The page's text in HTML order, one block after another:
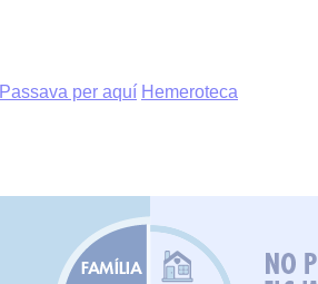
Passava per aquí Hemeroteca